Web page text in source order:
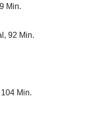
Min.
92 Min.
Min.